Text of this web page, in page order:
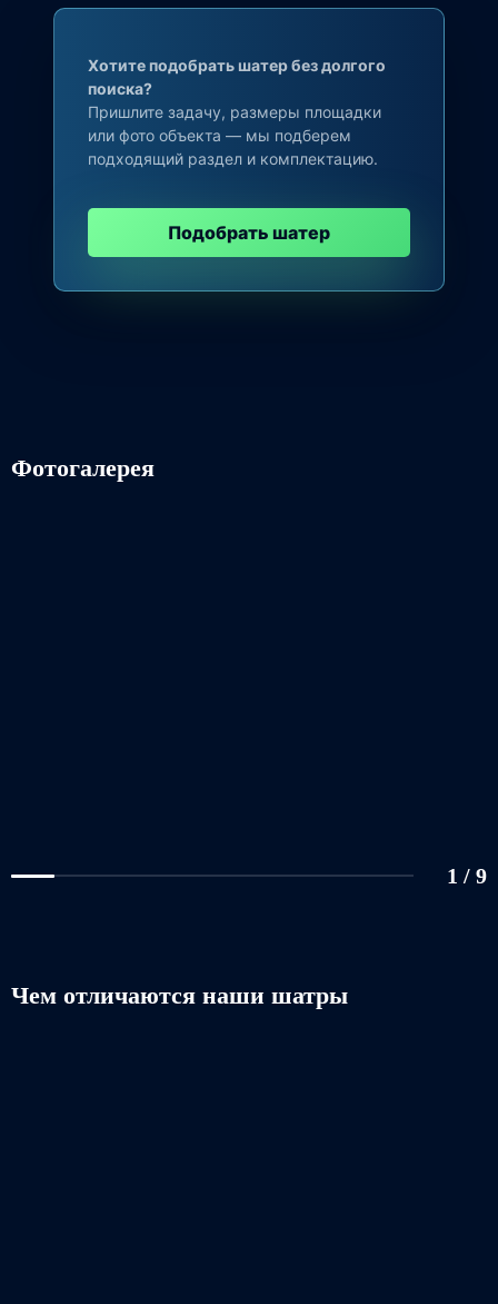
Хотите подобрать шатер без долгого
поиска?
Пришлите задачу, размеры площадки
или фото объекта — мы подберем
подходящий раздел и комплектацию.
Подобрать шатер
Фотогалерея
1 / 9
Чем отличаются наши шатры